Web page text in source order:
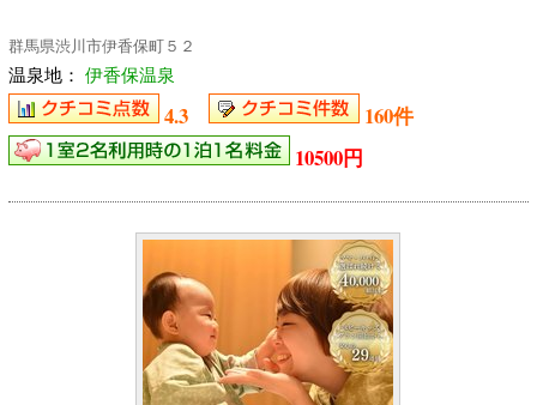
群馬県渋川市伊香保町５２
温泉地： 伊香保温泉
4.3
160件
10500円